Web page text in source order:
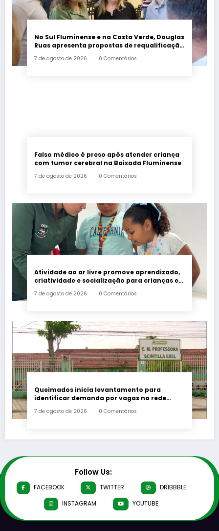
No Sul Fluminense e na Costa Verde, Douglas
Ruas apresenta propostas de requalificação
7 de agosto de 2026 0 Comentários
Falso médico é preso após atender criança
com tumor cerebral na Baixada Fluminense
7 de agosto de 2026 0 Comentários
Atividade ao ar livre promove aprendizado,
criatividade e socialização para crianças e
7 de agosto de 2026 0 Comentários
Queimados inicia levantamento para
identificar demanda por vagas na rede
7 de agosto de 2026 0 Comentários
Follow Us:
FACEBOOK TWITTER
DRIBBBLE
INSTAGRAM
YOUTUBE